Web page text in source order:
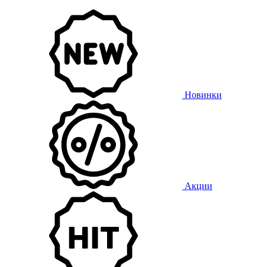
Новинки
Акции